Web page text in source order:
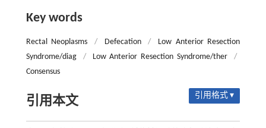
Key words
Rectal Neoplasms / Defecation /
Low Anterior Resection
Syndrome/diag
/ Low Anterior Resection Syndrome/ther
/
Consensus
引用本文 引用格式 ▾